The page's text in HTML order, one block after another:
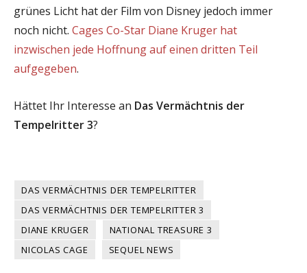
grünes Licht hat der Film von Disney jedoch immer
noch nicht. Cages Co-Star Diane Kruger hat
inzwischen jede Hoffnung auf einen dritten Teil
aufgegeben.
Hättet Ihr Interesse an Das Vermächtnis der
Tempelritter 3?
DAS VERMÄCHTNIS DER TEMPELRITTER
DAS VERMÄCHTNIS DER TEMPELRITTER 3
DIANE KRUGER
NATIONAL TREASURE 3
NICOLAS CAGE
SEQUEL NEWS